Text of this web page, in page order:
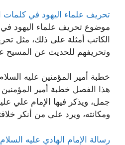
تحريف علماء اليهود في كلمات
موضوع تحريف علماء اليهود في
الكاتب أمثلة على ذلك، مثل
وتحريفهم للحديث عن المسيح
خطبة أمير المؤمنين عليه
هذا الفصل خطبة أمير
جمل، ويذكر فيها الإمام علي
ومكانته، ويرد على من أنكر
رسالة الإمام الهادي عليه